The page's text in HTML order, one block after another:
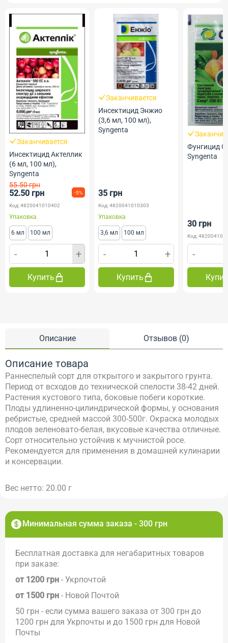
Минимальная сумма заказа - 300 грн
Бесплатная доставка для негабаритных товаров
при заказе:
от 1200 грн - Укрпочтой
от 1500 грн - Новой Почтой
50 грн - если сумма вашего заказа от 300 грн до
1200 грн для Укрпочты и до 1500 грн для Новой
Почты
Описание Отзывов (0)
Описание товара
Раннеспелый сорт для открытого и закрытого грунта.
Период от всходов до технической спелости 38-42 дней.
Растения кустового типа, боковые побеги короткие.
Плоды удлиненно-цилиндрической формы, у основания
ребристые, средней массой 300-500г. Окраска молодых
плодов зеленовато-белая, вкусовые качества отличные.
Сорт относительно устойчив к мучнистой росе.
Рекомендуется для применения в домашней кулинарии
и консервации.
Вес нетто: 20.00 г
Заканчивается
Инсектицид Актеллик
(6 мл, 100 мл),
Syngenta
55.50 грн
52.50 грн -5%
Код: 4820041010402
Упаковка
6 мл 100 мл
- +
Купить
Заканчивается
Инсектицид Энжио
(3,6 мл, 100 мл),
Syngenta
35 грн
Код: 4820041010303
Упаковка
3,6 мл 100 мл
- +
Купить
Фунгицид
Syngenta
30 грн
Код:
-